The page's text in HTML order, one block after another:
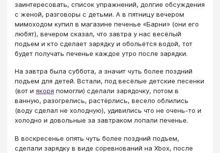
заинтересовать, список упражнений, долгие обсуждения
с женой, разговоры с детьми. А в пятницу вечером
мимоходом купил в магазине печенье «Барни» (они его
любят), вечером сказал, что завтра у нас весёлый
подъем и кто сделает зарядку и обольётся водой, тот
будет получать печенье каждое утро после зарядки.
На завтра была суббота, а значит чуть более поздний
подъем для детей. Встали, под весёлые детские песенки
(вот и якоря помогли) сделали зарядочку, потом в
ванную, разогрелись, растёрлись, весело облились
(воду сделал не холодную), удивились что не очень-то и
холодно и довольные за завтраком лопали печенье.
В воскресенье опять чуть более поздний подъем,
сделали зарядку в виде соревнований на Xbox, после